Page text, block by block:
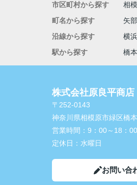
市区町村から探す 相
町名から探す
矢部
沿線から探す
横
駅から探す
橋本
株式会社原良平商店
〒252-0143
神奈川県相模原市緑区橋
営業時間： 9：00～18：
定休日： 水曜日
お問い合